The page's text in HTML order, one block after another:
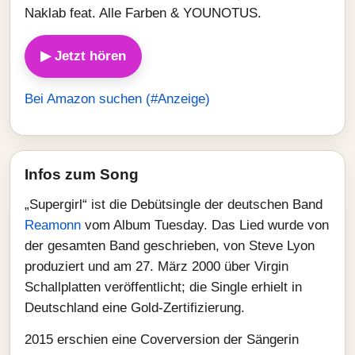
Naklab feat. Alle Farben & YOUNOTUS.
▶ Jetzt hören
Bei Amazon suchen (#Anzeige)
Infos zum Song
„Supergirl“ ist die Debütsingle der deutschen Band
Reamonn vom Album Tuesday. Das Lied wurde von
der gesamten Band geschrieben, von Steve Lyon
produziert und am 27. März 2000 über Virgin
Schallplatten veröffentlicht; die Single erhielt in
Deutschland eine Gold‑Zertifizierung.
2015 erschien eine Coverversion der Sängerin